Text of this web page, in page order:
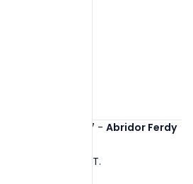
Ref. 6477 - Abridor Ferdy
S/T.